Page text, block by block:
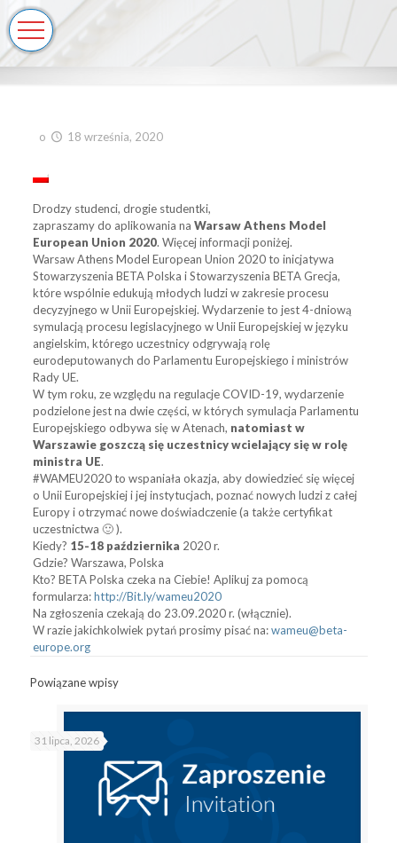
o 18 września, 2020
Drodzy studenci, drogie studentki,
zapraszamy do aplikowania naWarsaw Athens Model
European Union 2020. Więcej informacji poniżej.
Warsaw Athens Model European Union 2020 to inicjatywa
Stowarzyszenia BETA Polska i Stowarzyszenia BETA Grecja,
które wspólnie edukują młodych ludzi w zakresie procesu
decyzyjnego w Unii Europejskiej. Wydarzenie to jest 4-dniową
symulacją procesu legislacyjnego w Unii Europejskiej w języku
angielskim, którego uczestnicy odgrywają rolę
eurodeputowanych do Parlamentu Europejskiego i ministrów
Rady UE.
W tym roku, ze względu na regulacje COVID-19, wydarzenie
podzielone jest na dwie części, w których symulacja Parlamentu
Europejskiego odbywa się w Atenach, natomiast w
Warszawie goszczą się uczestnicy wcielający się w rolę
ministra UE.
#WAMEU2020 to wspaniała okazja, aby dowiedzieć się więcej
o Unii Europejskiej i jej instytucjach, poznać nowych ludzi z całej
Europy i otrzymać nowe doświadczenie (a także certyfikat
uczestnictwa 🙂 ).
Kiedy? 15-18 października 2020 r.
Gdzie? Warszawa, Polska
Kto? BETA Polska czeka na Ciebie! Aplikuj za pomocą
formularza:http://Bit.ly/wameu2020
Na zgłoszenia czekają do 23.09.2020 r. (włącznie).
W razie jakichkolwiek pytań prosimy pisać na:wameu@beta-
europe.org
Powiązane wpisy
31 lipca, 2026